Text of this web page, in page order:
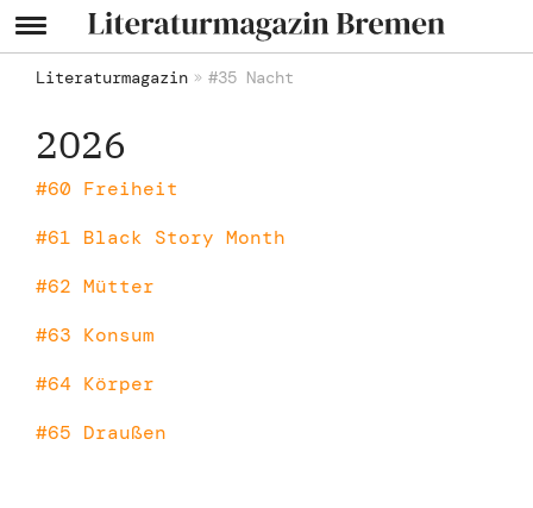
Literaturmagazin #35 Nacht
2026
#60 Freiheit
#61 Black Story Month
#62 Mütter
#63 Konsum
#64 Körper
#65 Draußen